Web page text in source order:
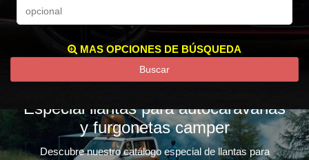
MAS OPCIONES DE BÚSQUEDA
Buscar
Especial llantas para autocaravanas
y furgonetas camper
Descubre nuestro catálogo especial de llantas para